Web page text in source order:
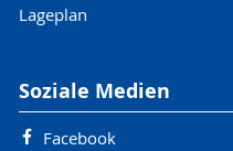
Lageplan
Soziale Medien
Facebook